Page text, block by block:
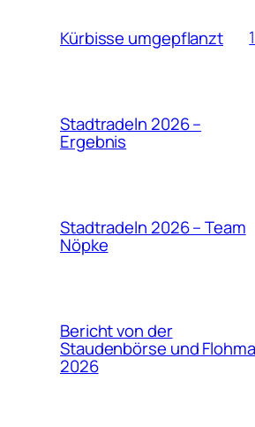
Kürbisse umgepflanzt
Stadtradeln 2026 –
Ergebnis
Stadtradeln 2026 – Team
Nöpke
Bericht von der
Staudenbörse und
2026